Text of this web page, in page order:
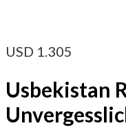
USD 1.305
Usbekistan